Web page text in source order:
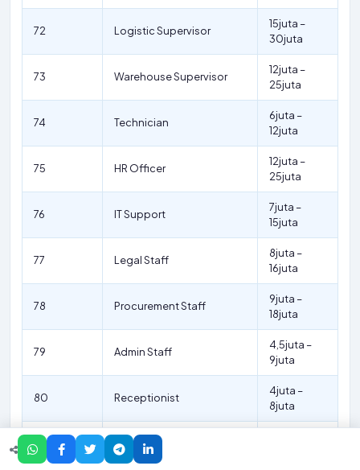
72 Logistic Supervisor
15juta –
30juta
73 Warehouse Supervisor
12juta –
25juta
74 Technician
6juta –
12juta
75 HR Officer
12juta –
25juta
76 IT Support
7juta –
15juta
77 Legal Staff
8juta –
16juta
78 Procurement Staff
9juta –
18juta
79 Admin Staff
4,5juta –
9juta
80 Receptionist
4juta –
8juta
81 Secretary